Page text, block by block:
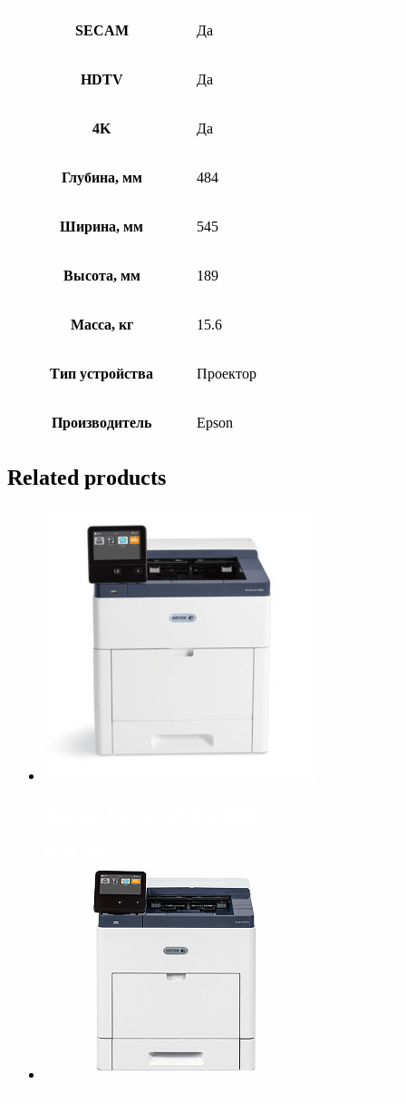
SECAM Да
HDTV Да
4K Да
Глубина, мм 484
Ширина, мм 545
Высота, мм 189
Масса, кг 15.6
Тип устройства Проектор
Производитель Epson
Related products